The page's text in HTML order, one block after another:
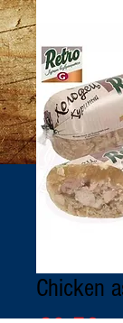
Chicken